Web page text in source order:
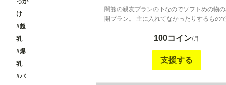
っか
け
#超
乳
#爆
乳
#バ
闇熊の親友プランの下なのでソフトめの物
開プラン。 主に入れてなかったりするもの
100コイン/月
支援する